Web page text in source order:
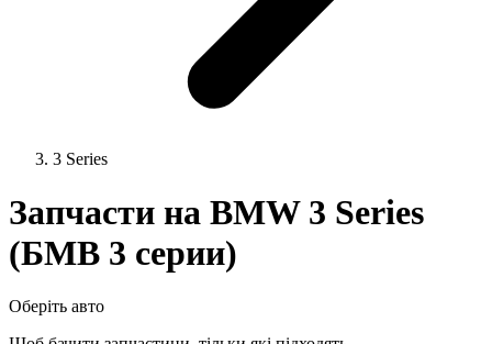
3 Series
Запчасти на BMW 3 Series
(БМВ 3 серии)
Оберіть авто